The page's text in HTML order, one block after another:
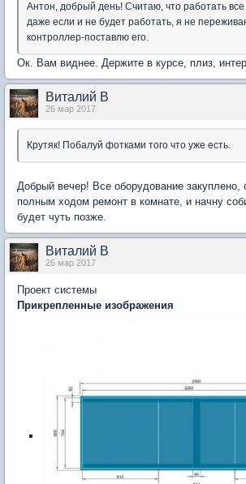
Антон, добрый день! Считаю, что работать
даже если и не будет работать, я не
контроллер-поставлю его.
Ок. Вам виднее. Держите в курсе, плиз,
Виталий В
26 мар 2017
Крутяк! Побалуй фотками того что уже есть.
Добрый вечер! Все оборудование закуплено,
полным ходом ремонт в комнате, и начну
будет чуть позже.
Виталий В
26 мар 2017
Проект системы
Прикрепленные изображения